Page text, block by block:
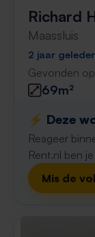
Richard
Maassluis
2 jaar
Gevonden
69m²
⚡️ Deze
Reageer
Rent.nl ben
Mis de